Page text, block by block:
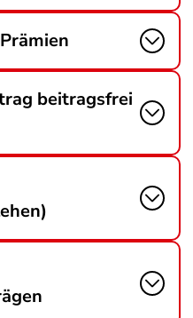
beitragsfrei